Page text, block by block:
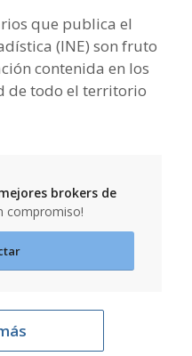
que publica el
(INE) son fruto
contenida en los
de todo el territorio
brokers de
compromiso!